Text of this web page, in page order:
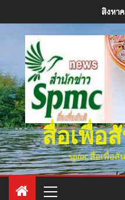
สิงหา
สื่อเพื่อ
spmc สื่อเพื่อสั